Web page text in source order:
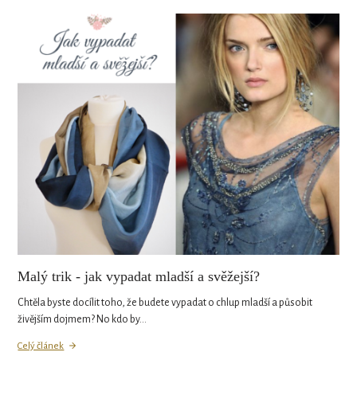
Malý trik - jak vypadat mladší a svěžejší?
Chtěla byste docílit toho, že budete vypadat o chlup mladší a působit
živějším dojmem? No kdo by…
Celý článek